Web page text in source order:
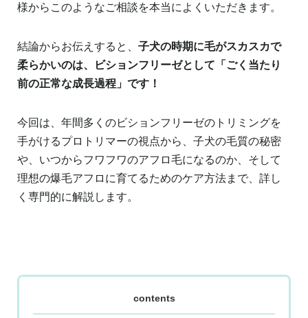
様からこのようなご相談を本当によくいただきます。
結論からお伝えすると、 子犬の時期に毛がスカスカで
柔らかいのは、ビションフリーゼとして「ごく当たり
前の正常な成長過程」です！
今回は、年間多くのビションフリーゼのトリミングを
手がけるプロトリマーの視点から、子犬の毛質の秘密
や、いつからフワフワのアフロ毛になるのか、そして
理想の爆毛アフロに育てるためのケア方法まで、詳し
く専門的に解説します。
contents